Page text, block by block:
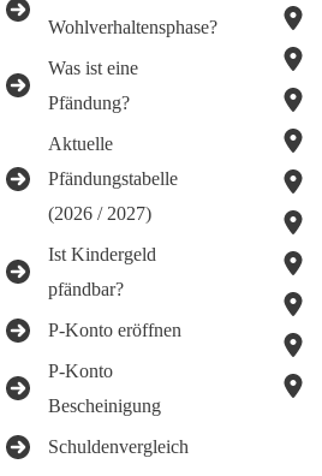
Wohlverhaltensphase?
Was ist eine
Pfändung?
Aktuelle
Pfändungstabelle
(2026 / 2027)
Ist Kindergeld
pfändbar?
P-Konto eröffnen
P-Konto
Bescheinigung
Schuldenvergleich